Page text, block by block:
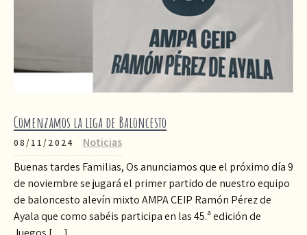
Comenzamos la liga de Baloncesto
08/11/2024
Noticias
Buenas tardes Familias, Os anunciamos que el próximo día 9
de noviembre se jugará el primer partido de nuestro equipo
de baloncesto alevín mixto AMPA CEIP Ramón Pérez de
Ayala que como sabéis participa en las 45.ª edición de